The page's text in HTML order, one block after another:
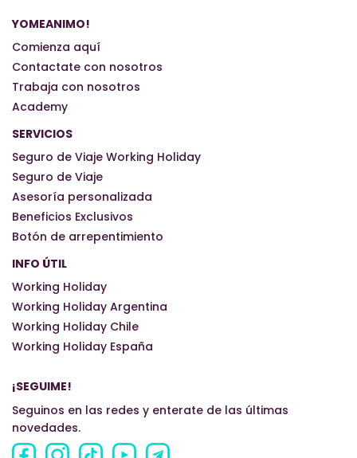
YOMEANIMO!
Comienza aquí
Contactate con nosotros
Trabaja con nosotros
Academy
SERVICIOS
Seguro de Viaje Working Holiday
Seguro de Viaje
Asesoría personalizada
Beneficios Exclusivos
Botón de arrepentimiento
INFO ÚTIL
Working Holiday
Working Holiday Argentina
Working Holiday Chile
Working Holiday España
¡SEGUIME!
Seguinos en las redes y enterate de las últimas
novedades.